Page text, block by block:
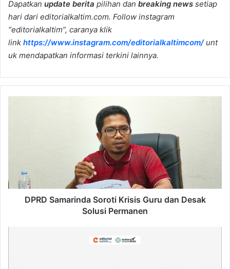
Dapatkan update berita pilihan dan breaking news setiap
hari dari editorialkaltim.com. Follow instagram
“editorialkaltim”, caranya klik
link https://www.instagram.com/editorialkaltimcom/unt
uk mendapatkan informasi terkini lainnya.
Solusi
Permanen
DPRD Samarinda Soroti Krisis Guru dan Desak
Solusi Permanen